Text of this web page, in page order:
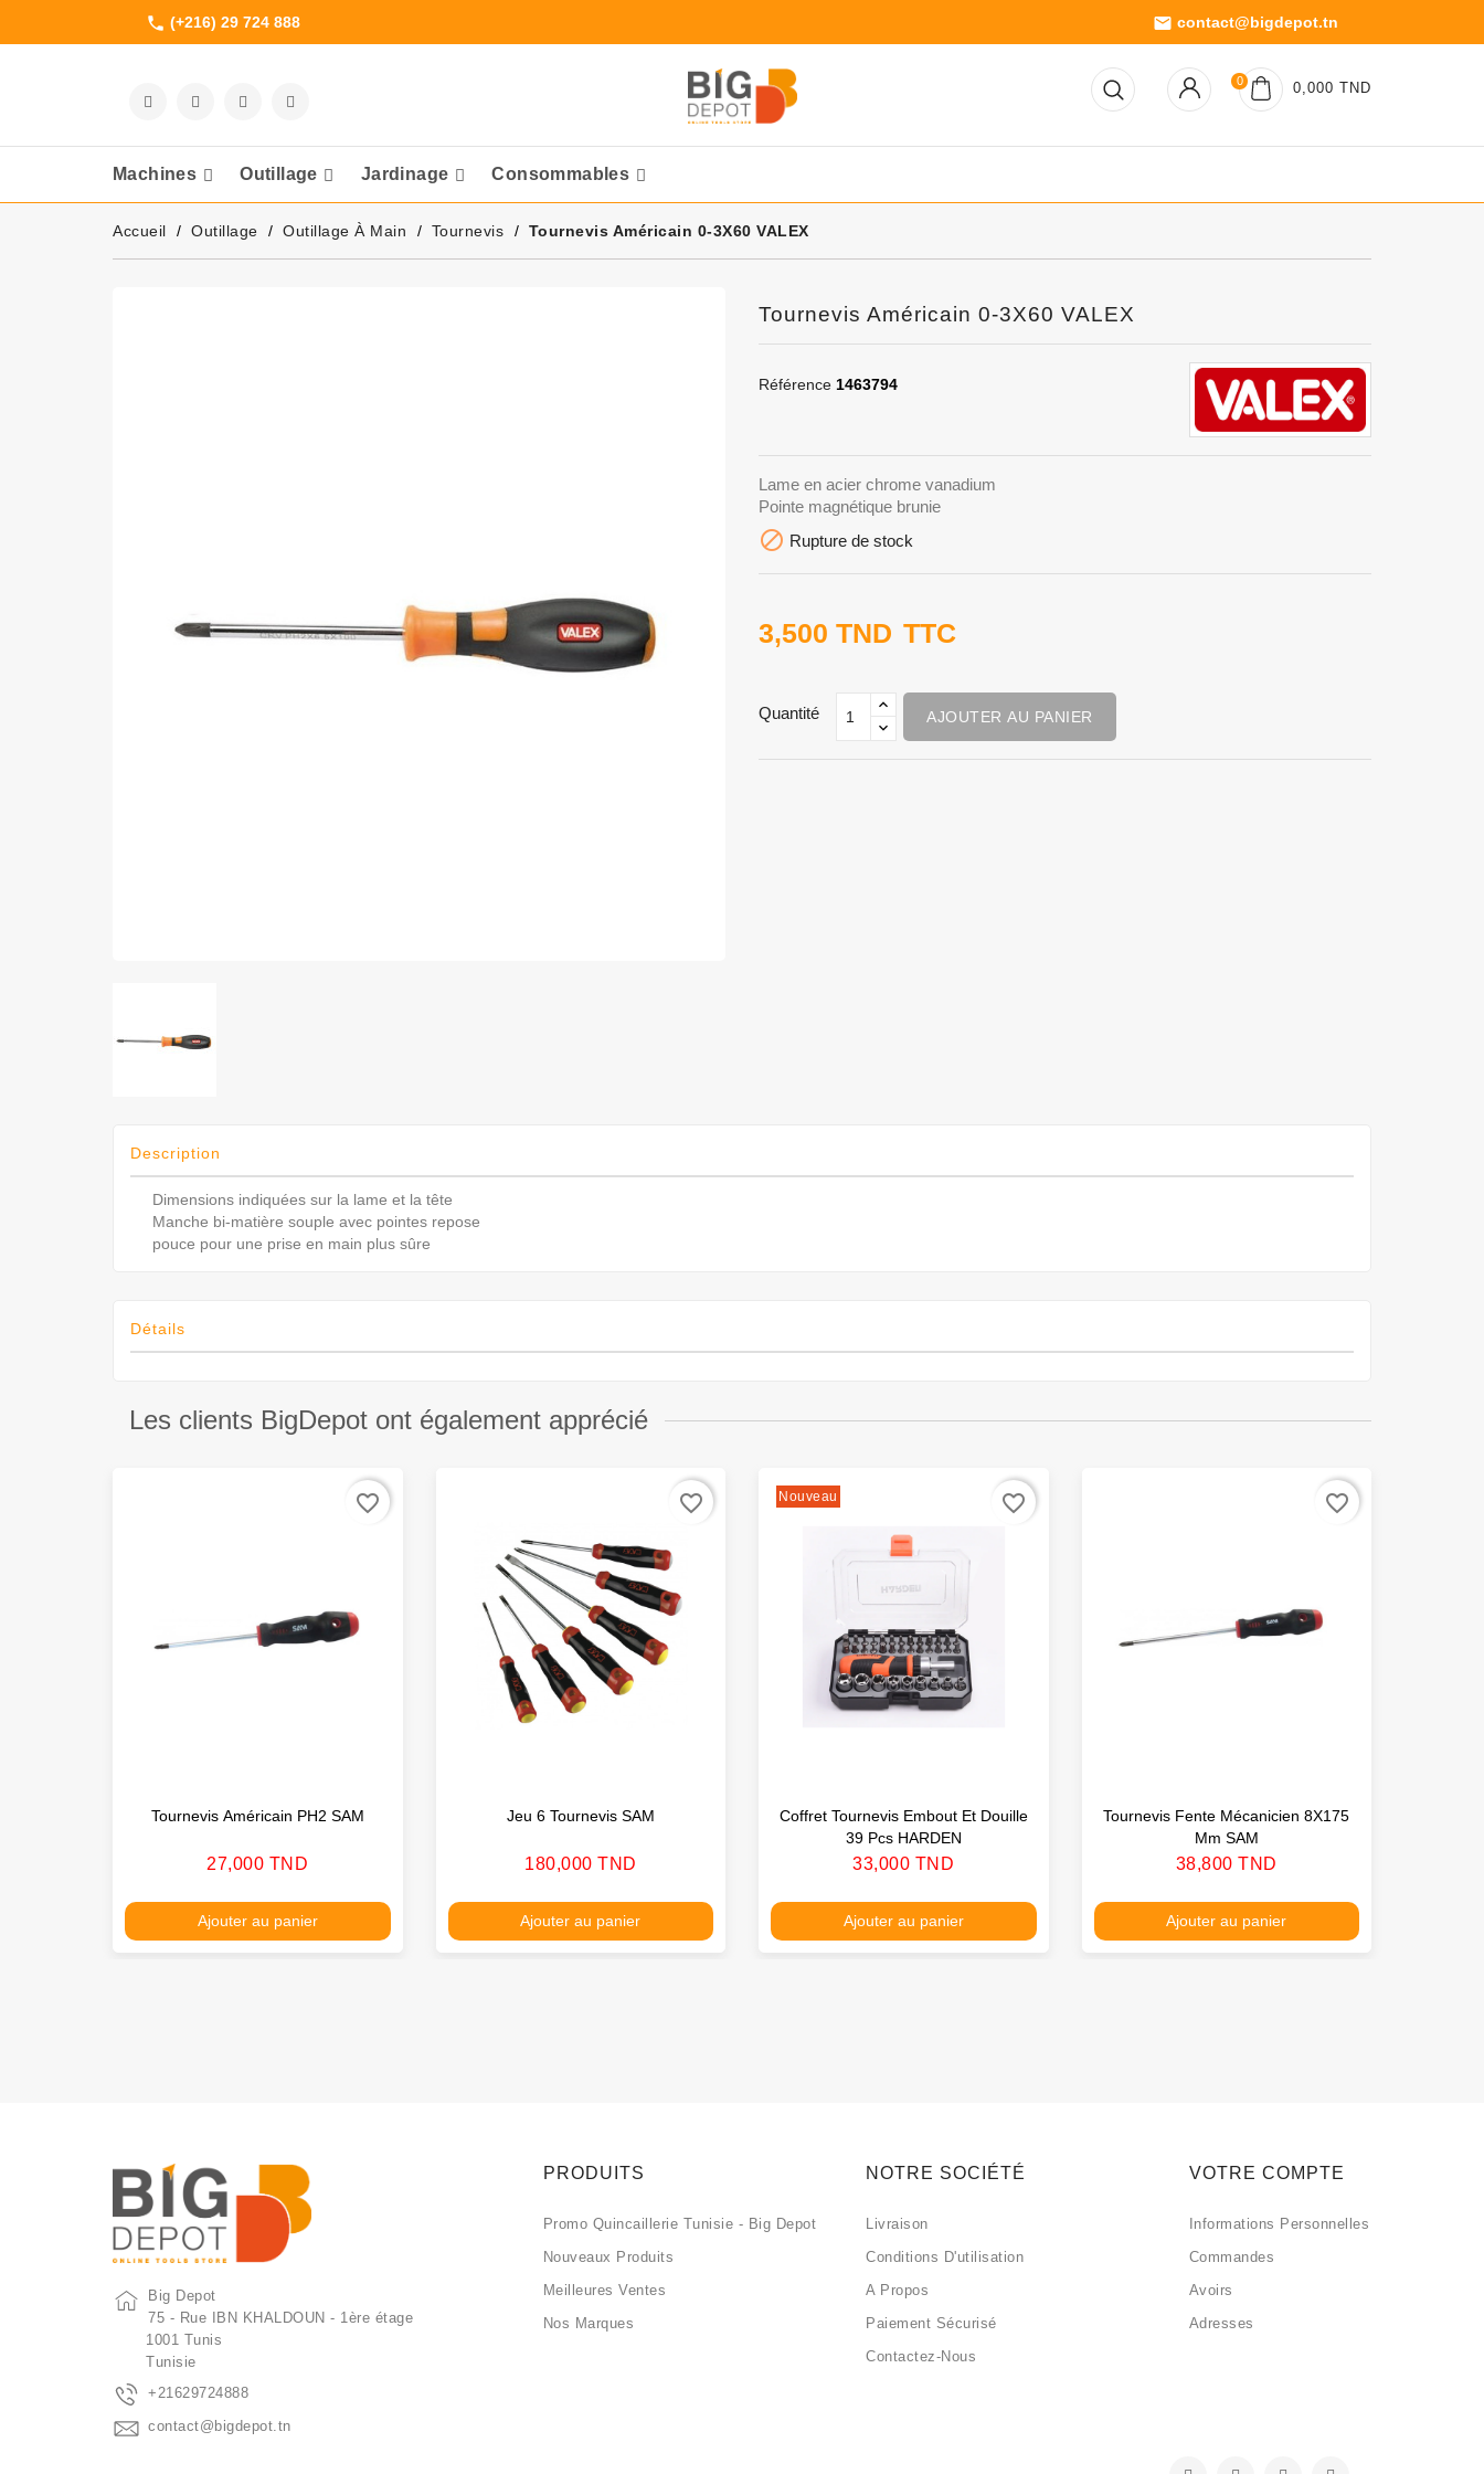
phone (+216) 29 724 888 email contact@bigdepot.tn
0 0,000 TND
Machines Outillage Jardinage Consommables
Accueil Outillage Outillage À Main Tournevis Tournevis Américain 0-3X60 VALEX
Tournevis Américain 0-3X60 VALEX
Référence 1463794
Lame en acier chrome vanadium
Pointe magnétique brunie
 Rupture de stock
3,500 TND TTC
Quantité AJOUTER AU PANIER
Description
Dimensions indiquées sur la lame et la tête
Manche bi-matière souple avec pointes repose
pouce pour une prise en main plus sûre
Détails
Les clients BigDepot ont également apprécié
Tournevis Américain PH2 SAM
Prix
27,000 TND
Ajouter au panier
favorite_border
Jeu 6 Tournevis SAM
Prix
180,000 TND
Ajouter au panier
favorite_border Nouveau
Coffret Tournevis Embout Et Douille
39 Pcs HARDEN
Prix
33,000 TND
Ajouter au panier
favorite_border
Tournevis Fente Mécanicien 8X175
Mm SAM
Prix
38,800 TND
Ajouter au panier
favorite_border
Big Depot
75 - Rue IBN KHALDOUN - 1ère étage
1001 Tunis
Tunisie
+21629724888
contact@bigdepot.tn
PRODUITS
Promo Quincaillerie Tunisie - Big Depot
Nouveaux Produits
Meilleures Ventes
Nos Marques
NOTRE SOCIÉTÉ
Livraison
Conditions D'utilisation
A Propos
Paiement Sécurisé
Contactez-Nous
VOTRE COMPTE
Informations Personnelles
Commandes
Avoirs
Adresses